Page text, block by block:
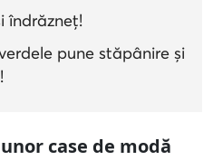
îndrăzneț!
pune stăpânire și
case de modă